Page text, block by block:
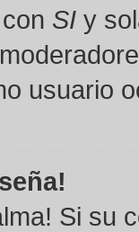
SI y
usuario
Si su